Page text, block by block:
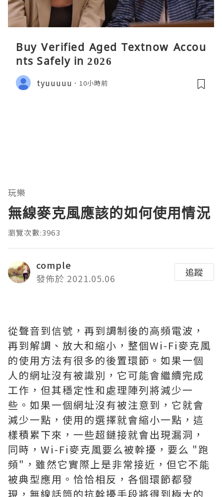
Buy Verified Aged Textnow Accou
nts Safely in 2026
tyuuuuu 10小時前
玩樂
無線麥克風應該的如何使用情況
瀏覽次數:3963
comple
發佈於 2021.05.06
追蹤